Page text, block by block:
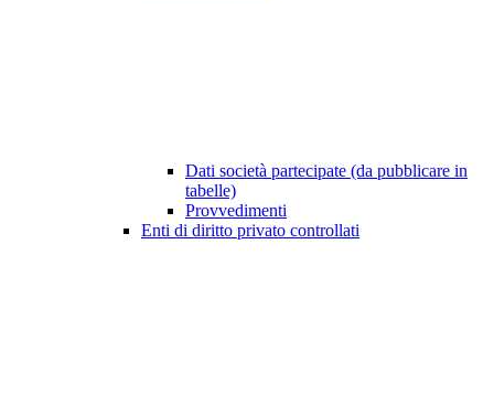
Dati società partecipate (da pubblicare in
tabelle)
Provvedimenti
Enti di diritto privato controllati